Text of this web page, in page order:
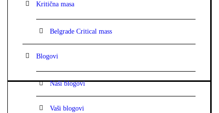
Kritična masa
Belgrade Critical mass
Blogovi
Naši blogovi
Vaši blogovi